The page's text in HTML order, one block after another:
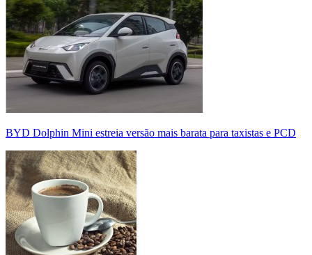
BYD Dolphin Mini estreia versão mais barata para taxistas e PCD